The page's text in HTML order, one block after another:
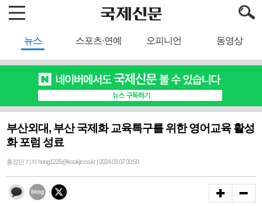
뉴스 스포츠·연예 오피니언 동영상
부산외대, 부산 국제화 교육특구를 위한 영어교육 활성
화 포럼 성료
홍정민 기자 hong1225@kookje.co.kr | 2024.03.07 00:50